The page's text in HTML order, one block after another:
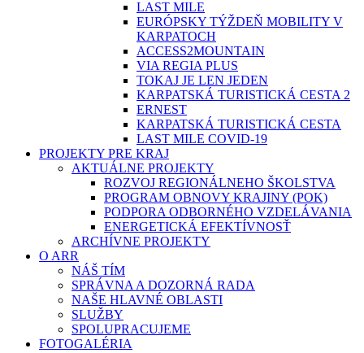
LAST MILE
EURÓPSKY TÝŽDEŇ MOBILITY V
KARPATOCH
ACCESS2MOUNTAIN
VIA REGIA PLUS
TOKAJ JE LEN JEDEN
KARPATSKÁ TURISTICKÁ CESTA 2
ERNEST
KARPATSKÁ TURISTICKÁ CESTA
LAST MILE COVID-19
PROJEKTY PRE KRAJ
AKTUÁLNE PROJEKTY
ROZVOJ REGIONÁLNEHO ŠKOLSTVA
PROGRAM OBNOVY KRAJINY (POK)
PODPORA ODBORNÉHO VZDELÁVANIA
ENERGETICKÁ EFEKTÍVNOSŤ
ARCHÍVNE PROJEKTY
O ARR
NÁŠ TÍM
SPRÁVNA A DOZORNÁ RADA
NAŠE HLAVNÉ OBLASTI
SLUŽBY
SPOLUPRACUJEME
FOTOGALÉRIA